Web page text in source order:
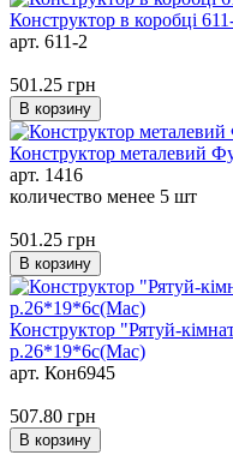
Конструктор в коробці
арт. 611-2
501.25 грн
В корзину
Конструктор металевий
арт. 1416
количество менее 5 шт
501.25 грн
В корзину
Конструктор "Рятуй-
р.26*19*6с(Мас)
арт. Кон6945
507.80 грн
В корзину